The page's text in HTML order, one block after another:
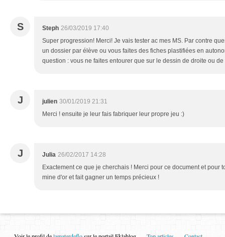
S Steph 26/03/2019 17:40
Super progression! Merci! Je vais tester ac mes MS. Par contre
un dossier par élève ou vous faites des fiches plastifiées en
question : vous ne faites entourer que sur le dessin de droite ou
J julien 30/01/2019 21:31
Merci ! ensuite je leur fais fabriquer leur propre jeu :)
J Julia 26/02/2017 14:28
Exactement ce que je cherchais ! Merci pour ce document et pour
mine d'or et fait gagner un temps précieux !